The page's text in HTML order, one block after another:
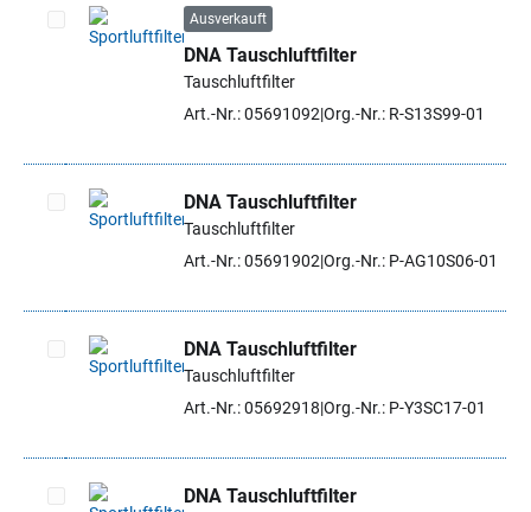
Artikel auswählen
Ausverkauft
DNA Tauschluftfilter
Tauschluftfilter
Art.-Nr.: 05691092 Org.-Nr.: R-S13S99-01
Artikel auswählen
DNA Tauschluftfilter
Tauschluftfilter
Art.-Nr.: 05691902 Org.-Nr.: P-AG10S06-01
Artikel auswählen
DNA Tauschluftfilter
Tauschluftfilter
Art.-Nr.: 05692918 Org.-Nr.: P-Y3SC17-01
DNA Tauschluftfilter